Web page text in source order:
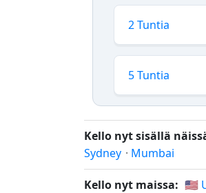
2 Tuntia
5 Tuntia
Kello nyt sisällä
Sydney · Mumbai
Kello nyt maissa: 🇺🇸